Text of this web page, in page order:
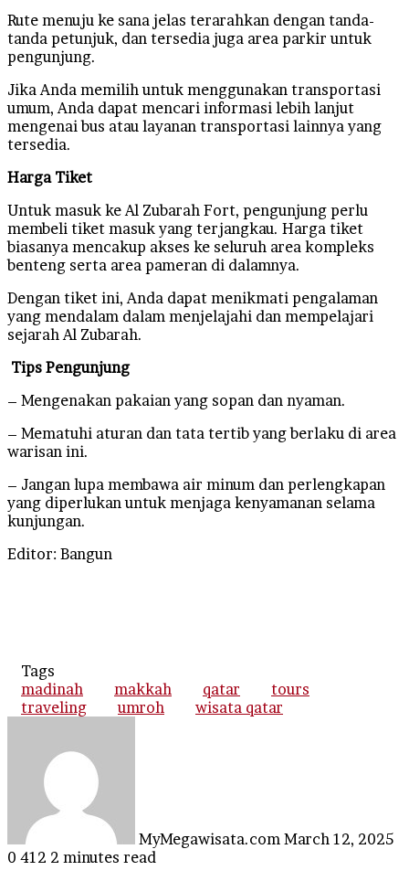
Rute menuju ke sana jelas terarahkan dengan tanda-
tanda petunjuk, dan tersedia juga area parkir untuk
pengunjung.
Jika Anda memilih untuk menggunakan transportasi
umum, Anda dapat mencari informasi lebih lanjut
mengenai bus atau layanan transportasi lainnya yang
tersedia.
Harga Tiket
Untuk masuk ke Al Zubarah Fort, pengunjung perlu
membeli tiket masuk yang terjangkau. Harga tiket
biasanya mencakup akses ke seluruh area kompleks
benteng serta area pameran di dalamnya.
Dengan tiket ini, Anda dapat menikmati pengalaman
yang mendalam dalam menjelajahi dan mempelajari
sejarah Al Zubarah.
Tips Pengunjung
– Mengenakan pakaian yang sopan dan nyaman.
– Mematuhi aturan dan tata tertib yang berlaku di area
warisan ini.
– Jangan lupa membawa air minum dan perlengkapan
yang diperlukan untuk menjaga kenyamanan selama
kunjungan.
Editor: Bangun
Tags
madinah
makkah qatar
tours
traveling
umroh wisata qatar
MyMegawisata.com March 12, 2025
0 412 2 minutes read